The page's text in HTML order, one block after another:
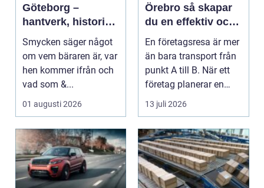
Göteborg –
hantverk, historia
och personligt
uttryck
Smycken säger något
om vem bäraren är, var
hen kommer ifrån och
vad som &...
01 augusti 2026
Örebro så skapar
du en effektiv och
minnesvärd resa
En företagsresa är mer
än bara transport från
punkt A till B. När ett
företag planerar en
resa för m...
13 juli 2026